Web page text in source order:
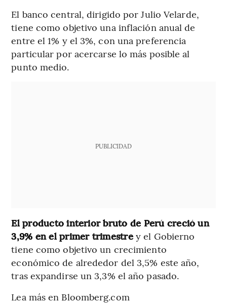
El banco central, dirigido por Julio Velarde,
tiene como objetivo una inflación anual de
entre el 1% y el 3%, con una preferencia
particular por acercarse lo más posible al
punto medio.
PUBLICIDAD
El producto interior bruto de Perú creció un
3,9% en el primer trimestrey el Gobierno
tiene como objetivo un crecimiento
económico de alrededor del 3,5% este año,
tras expandirse un 3,3% el año pasado.
Lea más en Bloomberg.com